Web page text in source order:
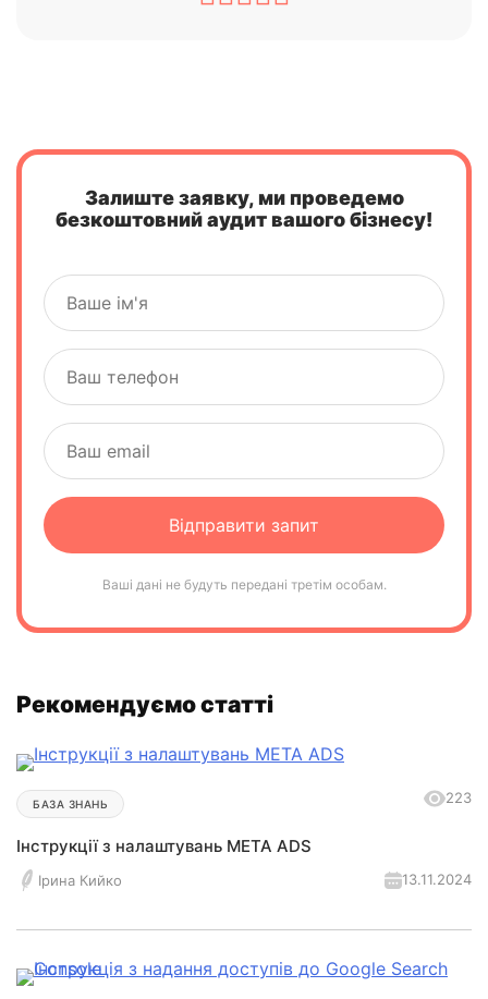
Залиште заявку, ми проведемо
безкоштовний аудит вашого бізнесу!
Ваші дані не будуть передані третім особам.
Рекомендуємо статті
БАЗА ЗНАНЬ 223
Інструкції з налаштувань МЕТА ADS
Ірина Кийко 13.11.2024